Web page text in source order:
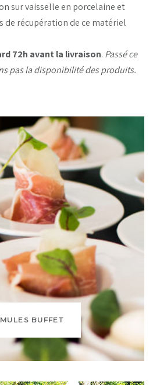
sur vaisselle en porcelaine et
de récupération de ce matériel
72h avant la livraison. Passé ce
pas la disponibilité des produits.
BUFFET